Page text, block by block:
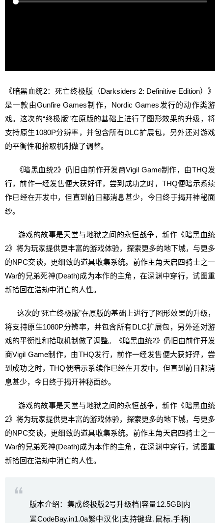
《暗黑血统2：死亡终极版（Darksiders 2: Definitive Edition）》
是一款由Gunfire Games制作，Nordic Games发行的动作类游
戏。这次的“终极版”在原版的基础上进行了图形效果的升级，将
支持原生1080P分辨率，并包含所有DLC扩展包，另外还对游戏
的平衡性和拾取机制做了调整。
《暗黑血统2》仍旧由前作开发商Vigil Game制作，由THQ发
行，前作一经发售便大获好评，尝到成功之时，THQ便暗示系续
作已经在开发中，但直到前日都消息甚少，今日终于揭开神秘面
纱。
游戏的故事是天堂与地狱之间的永恒战争，新作《暗黑血统
2》将为玩家提供更丰富的游戏体验，探索更多的地下城，与更多
的NPC交谈，更细致的道具收集系统。前作主角天启四骑士之一
War的兄弟死神(Death)成为本作的主角，在深渊中穿行，试图重
新拾回在浩劫中消亡的人性。
这次的“死亡终极版”在原版的基础上进行了图形效果的升级，
将支持原生1080P分辨率，并包含所有DLC扩展包，另外还对游
戏的平衡性和拾取机制做了调整。《暗黑血统2》仍旧由前作开发
商Vigil Game制作，由THQ发行，前作一经发售便大获好评，尝
到成功之时，THQ便暗示系续作已经在开发中，但直到前日都消
息甚少，今日终于揭开神秘面纱。
游戏的故事是天堂与地狱之间的永恒战争，新作《暗黑血统
2》将为玩家提供更丰富的游戏体验，探索更多的地下城，与更多
的NPC交谈，更细致的道具收集系统。前作主角天启四骑士之一
War的兄弟死神(Death)成为本作的主角，在深渊中穿行，试图重
新拾回在浩劫中消亡的人性。
版本介绍：集成终极版2号升级档|容量12.5GB|内
置CodeBay.in1.0a繁中汉化|支持键盘.鼠标.手柄|